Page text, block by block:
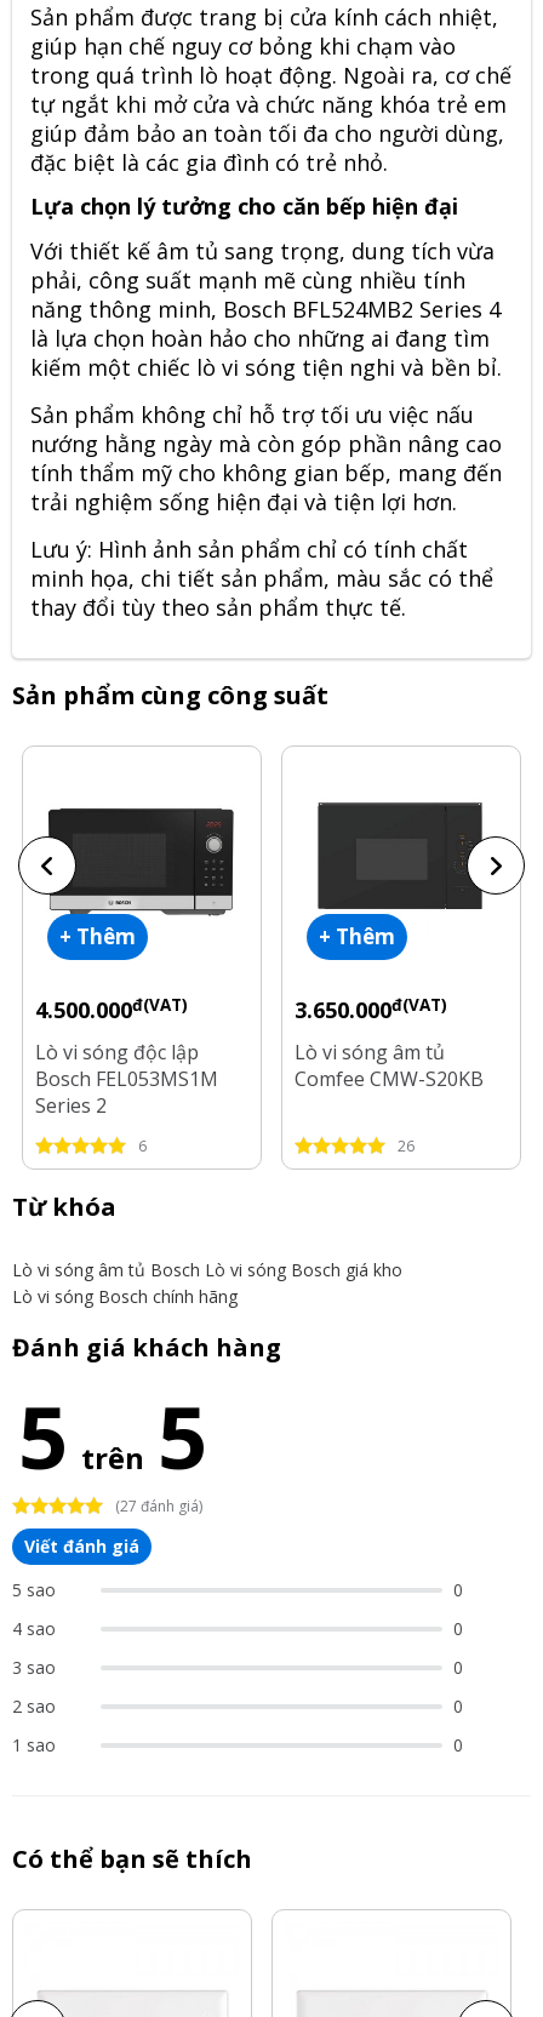
Sản phẩm được trang bị cửa kính cách nhiệt,
giúp hạn chế nguy cơ bỏng khi chạm vào
trong quá trình lò hoạt động. Ngoài ra, cơ chế
tự ngắt khi mở cửa và chức năng khóa trẻ em
giúp đảm bảo an toàn tối đa cho người dùng,
đặc biệt là các gia đình có trẻ nhỏ.
Lựa chọn lý tưởng cho căn bếp hiện đại
Với thiết kế âm tủ sang trọng, dung tích vừa
phải, công suất mạnh mẽ cùng nhiều tính
năng thông minh, Bosch BFL524MB2 Series 4
là lựa chọn hoàn hảo cho những ai đang tìm
kiếm một chiếc lò vi sóng tiện nghi và bền bỉ.
Sản phẩm không chỉ hỗ trợ tối ưu việc nấu
nướng hằng ngày mà còn góp phần nâng cao
tính thẩm mỹ cho không gian bếp, mang đến
trải nghiệm sống hiện đại và tiện lợi hơn.
Lưu ý: Hình ảnh sản phẩm chỉ có tính chất
minh họa, chi tiết sản phẩm, màu sắc có thể
thay đổi tùy theo sản phẩm thực tế.
Sản phẩm cùng công suất
+ Thêm
4.500.000đ(VAT)
Lò vi sóng độc lập
Bosch FEL053MS1M
Series 2
6
+ Thêm
3.650.000đ(VAT)
Lò vi sóng âm tủ
Comfee CMW-S20KB
26
Từ khóa
Lò vi sóng âm tủ Bosch Lò vi sóng Bosch giá kho
Lò vi sóng Bosch chính hãng
Đánh giá khách hàng
5 trên 5
(27 đánh giá)
Viết đánh giá
5 sao
0
4 sao
0
3 sao
0
2 sao
0
1 sao
0
Có thể bạn sẽ thích